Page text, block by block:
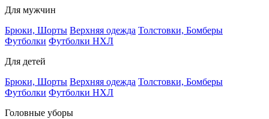
Для мужчин
Брюки, Шорты Верхняя одежда Толстовки, Бомберы
Футболки Футболки НХЛ
Для детей
Брюки, Шорты Верхняя одежда Толстовки, Бомберы
Футболки Футболки НХЛ
Головные уборы